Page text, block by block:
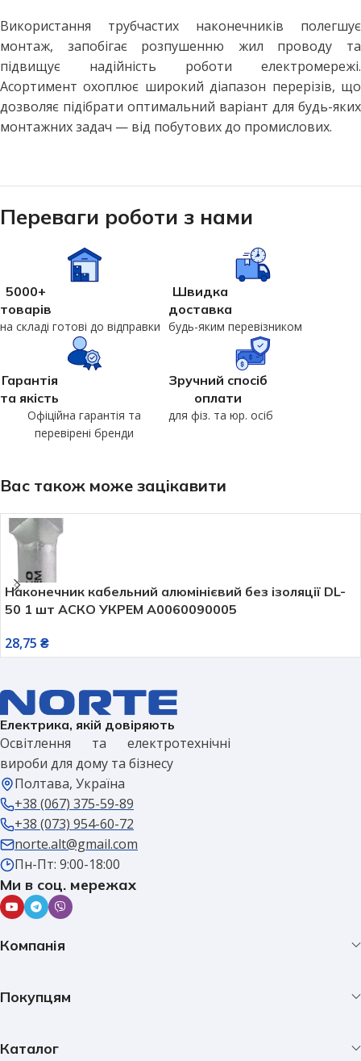
Використання трубчастих наконечників полегшує
монтаж, запобігає розпушенню жил проводу та
підвищує надійність роботи електромережі.
Асортимент охоплює широкий діапазон перерізів, що
дозволяє підібрати оптимальний варіант для будь-яких
монтажних задач — від побутових до промислових.
Переваги роботи з нами
5000+
товарів
на складі готові до відправки
Швидка
доставка
будь-яким перевізником
Гарантія
та якість
Офіційна гарантія та
перевірені бренди
Зручний спосіб
оплати
для фіз. та юр. осіб
Вас також може зацікавити
Наконечник кабельний алюмінієвий без ізоляції DL-
50 1 шт АСКО УКРЕМ A0060090005
28,75 ₴
Електрика, якій довіряють
Освітлення та електротехнічні
вироби для дому та бізнесу
Полтава, Україна
+38 (067) 375-59-89
+38 (073) 954-60-72
norte.alt@gmail.com
Пн-Пт: 9:00-18:00
Ми в соц. мережах
Компанія
Покупцям
Каталог